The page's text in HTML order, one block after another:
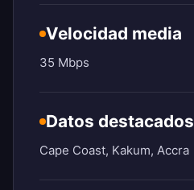
Velocidad media
35 Mbps
Datos destacados
Cape Coast, Kakum, Accra